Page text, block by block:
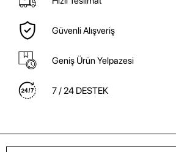
Güvenli Alışveriş
Geniş Ürün Yelpazesi
7 / 24 DESTEK